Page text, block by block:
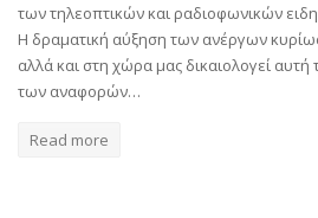
των τηλεοπτικών και ραδιοφωνικών
Η δραματική αύξηση των ανέργων
αλλά και στη χώρα μας δικαιολογεί
των αναφορών…
Read more